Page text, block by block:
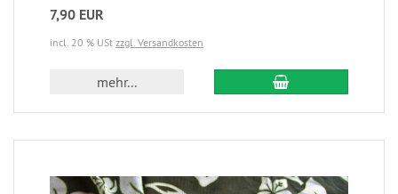
7,90 EUR
incl. 20 % USt zzgl. Versandkosten
mehr...